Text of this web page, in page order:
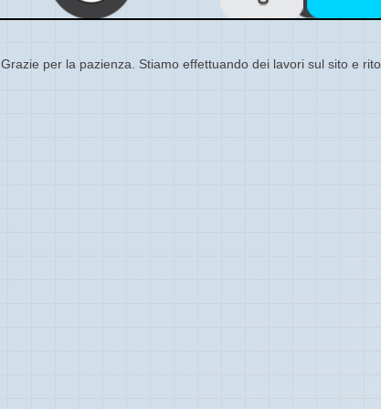
Grazie per la pazienza. Stiamo effettuando dei lavori sul sito e